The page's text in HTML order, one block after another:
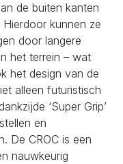
de buiten kanten
kunnen ze
door langere
het terrein – wat
het design van de
alleen futuristisch
‘Super Grip’
en
De CROC is een
nauwkeurig